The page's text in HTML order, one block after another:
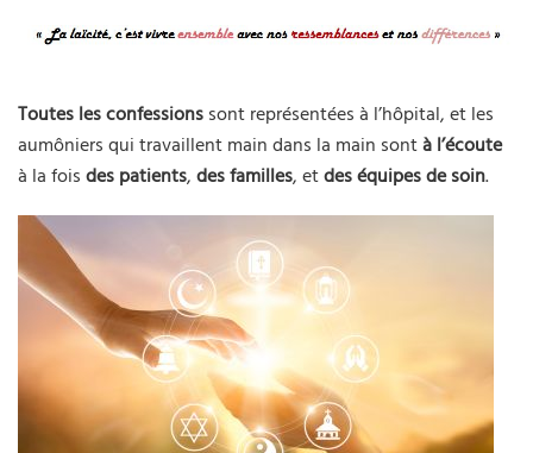
Toutes les confessions sont représentées à l’hôpital, et les
aumôniers qui travaillent main dans la main sontà l’écoute
à la fois des patients, des familles, etdes équipes de soin.